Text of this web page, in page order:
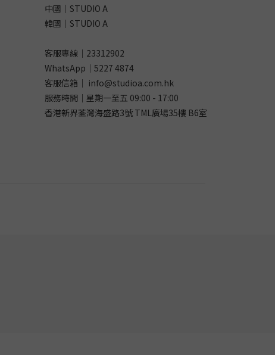
中國｜STUDIO A
韓國｜STUDIO A
客服專線｜23312902
WhatsApp｜ 5227 4874
客服信箱｜ info@studioa.com.hk
服務時間｜星期一至五 09:00 - 17:00
香港新界荃灣海盛路3號 TML廣場35樓 B6室